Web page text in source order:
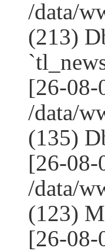
/data/
(213)
[26-08-
/data/
(135)
[26-08-
/data/
(123)
[26-08-